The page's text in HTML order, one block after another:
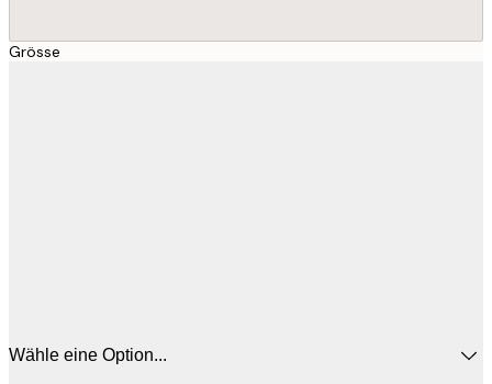
Grösse
Wähle eine Option...